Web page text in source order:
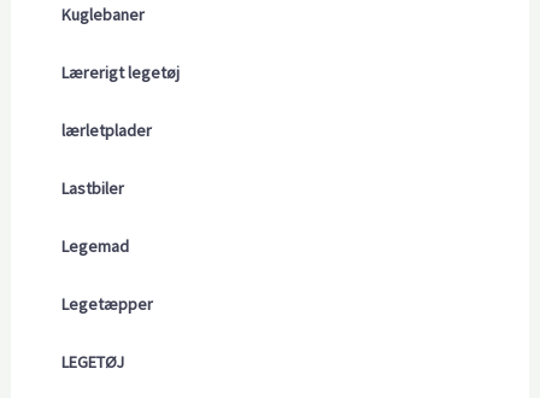
Kuglebaner
Lærerigt legetøj
lærletplader
Lastbiler
Legemad
Legetæpper
LEGETØJ